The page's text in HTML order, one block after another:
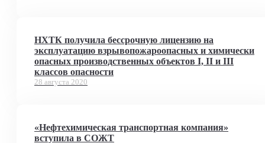
НХТК получила бессрочную лицензию на
эксплуатацию взрывопожароопасных и химически
опасных производственных объектов I, II и III
классов опасности
28 августа 2020
«Нефтехимическая транспортная компания»
вступила в СОЖТ